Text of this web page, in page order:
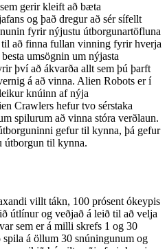
gerir kleift að bæta
og það dregur að sér sífellt
fyrir nýjustu útborgunartöfluna
að finna fullan vinning fyrir hverja
umsögnin um nýjasta
því að ákvarða allt sem þú þarft
á að vinna. Alien Robots er í
knúinn af nýja
Crawlers hefur tvo sérstaka
spilurum að vinna stóra verðlaun.
gefur til kynna, þá gefur
útborgun til kynna.
villt tákn, 100 prósent ókeypis
útlínur og veðjað á leið til að velja
sem er á milli skrefs 1 og 30
á öllum 30 snúningunum og